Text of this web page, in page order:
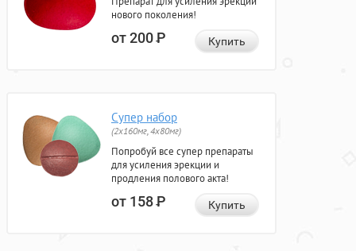
нового поколения!
от 200Р Купить
Супер набор
(2х160мг, 4х80мг)
Попробуй все супер препараты
для усиления эрекции и
продления полового акта!
от 158Р Купить